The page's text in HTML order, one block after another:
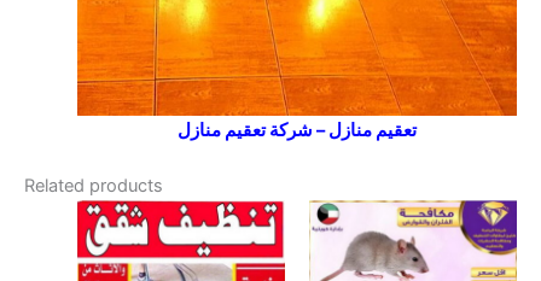
تعقيم منازل – شركة تعقيم منازل
Related products